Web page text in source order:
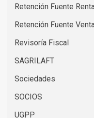
Retención Fuente
Retención Fuente
Revisoría Fiscal
SAGRILAFT
Sociedades
SOCIOS
UGPP